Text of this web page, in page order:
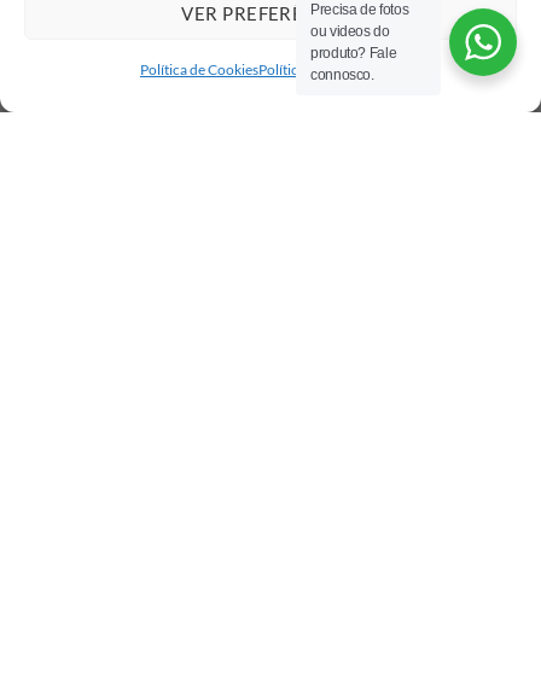
VER PREFERÊNCIAS
Política de CookiesPolítica de privacidade
Precisa de fotos
ou videos do
produto? Fale
connosco.